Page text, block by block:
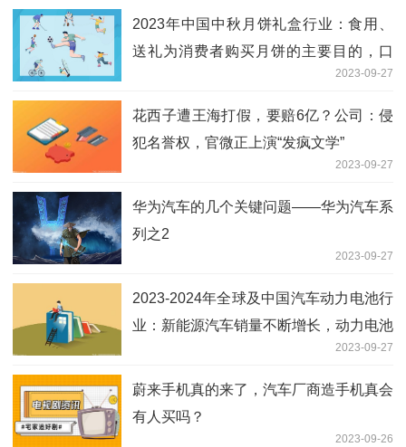
2023年中国中秋月饼礼盒行业：食用、
送礼为消费者购买月饼的主要目的，口
2023-09-27
花西子遭王海打假，要赔6亿？公司：侵
犯名誉权，官微正上演“发疯文学”
2023-09-27
华为汽车的几个关键问题——华为汽车系
列之2
2023-09-27
2023-2024年全球及中国汽车动力电池行
业：新能源汽车销量不断增长，动力电池
2023-09-27
蔚来手机真的来了，汽车厂商造手机真会
有人买吗？
2023-09-26